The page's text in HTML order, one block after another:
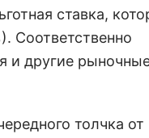
ставка,
Соответственно
и другие
толчка от